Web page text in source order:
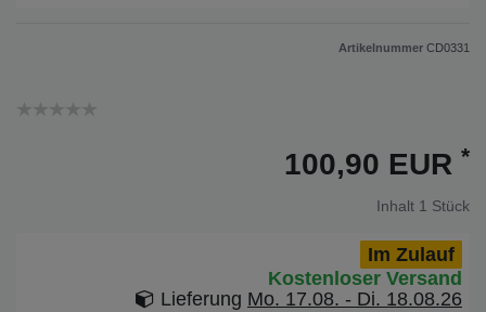
Artikelnummer CD0331
100,90 EUR *
Inhalt 1 Stück
Im Zulauf
Kostenloser Versand
Lieferung Mo. 17.08. - Di. 18.08.26